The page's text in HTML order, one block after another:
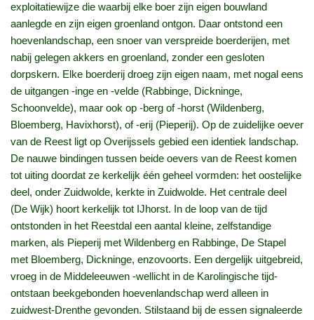
exploitatiewijze die waarbij elke boer zijn eigen bouwland
aanlegde en zijn eigen groenland ontgon. Daar ontstond een
hoevenlandschap, een snoer van verspreide boerderijen, met
nabij gelegen akkers en groenland, zonder een gesloten
dorpskern. Elke boerderij droeg zijn eigen naam, met nogal eens
de uitgangen -inge en -velde (Rabbinge, Dickninge,
Schoonvelde), maar ook op -berg of -horst (Wildenberg,
Bloemberg, Havixhorst), of -erij (Pieperij). Op de zuidelijke oever
van de Reest ligt op Overijssels gebied een identiek landschap.
De nauwe bindingen tussen beide oevers van de Reest komen
tot uiting doordat ze kerkelijk één geheel vormden: het oostelijke
deel, onder Zuidwolde, kerkte in Zuidwolde. Het centrale deel
(De Wijk) hoort kerkelijk tot IJhorst. In de loop van de tijd
ontstonden in het Reestdal een aantal kleine, zelfstandige
marken, als Pieperij met Wildenberg en Rabbinge, De Stapel
met Bloemberg, Dickninge, enzovoorts. Een dergelijk uitgebreid,
vroeg in de Middeleeuwen -wellicht in de Karolingische tijd-
ontstaan beekgebonden hoevenlandschap werd alleen in
zuidwest-Drenthe gevonden. Stilstaand bij de essen signaleerde